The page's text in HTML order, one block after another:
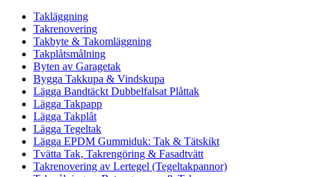
Takläggning
Takrenovering
Takbyte & Takomläggning
Takplåtsmålning
Byten av Garagetak
Bygga Takkupa & Vindskupa
Lägga Bandtäckt Dubbelfalsat Plåttak
Lägga Takpapp
Lägga Takplåt
Lägga Tegeltak
Lägga EPDM Gummiduk: Tak & Tätskikt
Tvätta Tak, Takrengöring & Fasadtvätt
Takrenovering av Lertegel (Tegeltakpannor)